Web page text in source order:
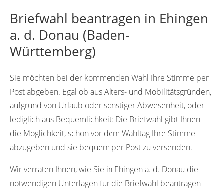
Briefwahl beantragen in Ehingen
a. d. Donau (Baden-
Württemberg)
Sie möchten bei der kommenden Wahl Ihre Stimme per
Post abgeben. Egal ob aus Alters- und Mobilitätsgründen,
aufgrund von Urlaub oder sonstiger Abwesenheit, oder
lediglich aus Bequemlichkeit: Die Briefwahl gibt Ihnen
die Möglichkeit, schon vor dem Wahltag Ihre Stimme
abzugeben und sie bequem per Post zu versenden.
Wir verraten Ihnen, wie Sie in Ehingen a. d. Donau die
notwendigen Unterlagen für die Briefwahl beantragen